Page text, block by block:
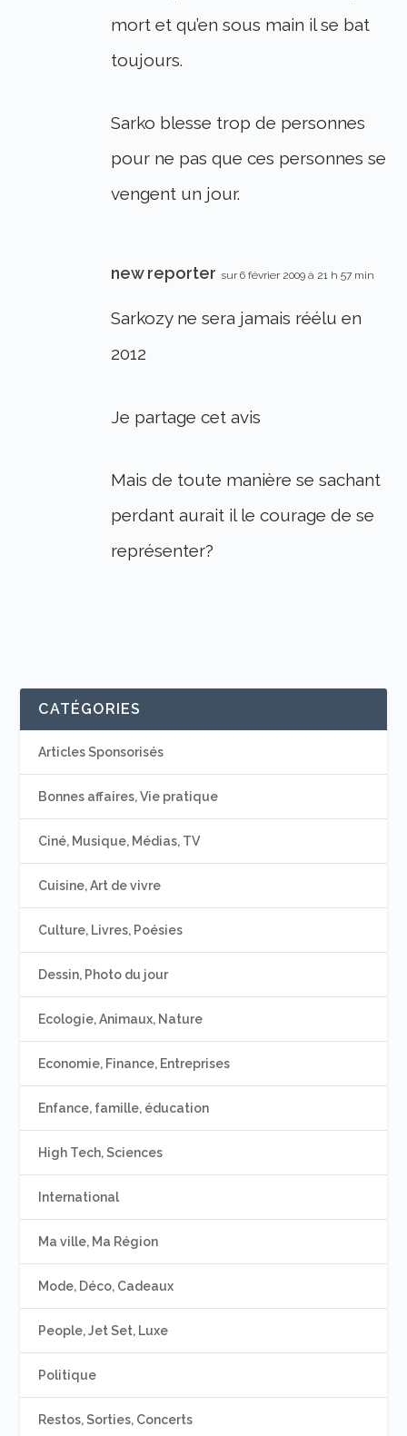
mort et qu’en sous main il se bat
toujours.
Sarko blesse trop de personnes
pour ne pas que ces personnes se
vengent un jour.
new reporter sur 6 février 2009 à 21 h 57 min
Sarkozy ne sera jamais réélu en
2012
Je partage cet avis
Mais de toute manière se sachant
perdant aurait il le courage de se
représenter?
CATÉGORIES
Articles Sponsorisés
Bonnes affaires, Vie pratique
Ciné, Musique, Médias, TV
Cuisine, Art de vivre
Culture, Livres, Poésies
Dessin, Photo du jour
Ecologie, Animaux, Nature
Economie, Finance, Entreprises
Enfance, famille, éducation
High Tech, Sciences
International
Ma ville, Ma Région
Mode, Déco, Cadeaux
People, Jet Set, Luxe
Politique
Restos, Sorties, Concerts